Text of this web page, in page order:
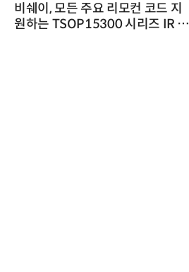
비쉐이, 모든 주요 리모컨 코드 지
원하는 TSOP15300 시리즈 IR 수